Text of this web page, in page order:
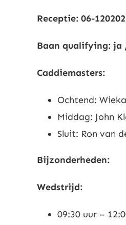
Receptie: 06-
Baan qualifying: ja
Caddiemasters:
Ochtend:
Middag: John
Sluit: Ron van
Bijzonderheden:
Wedstrijd:
09:30 uur –